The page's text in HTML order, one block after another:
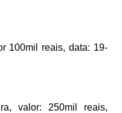
100mil reais, data: 19-
valor: 250mil reais,